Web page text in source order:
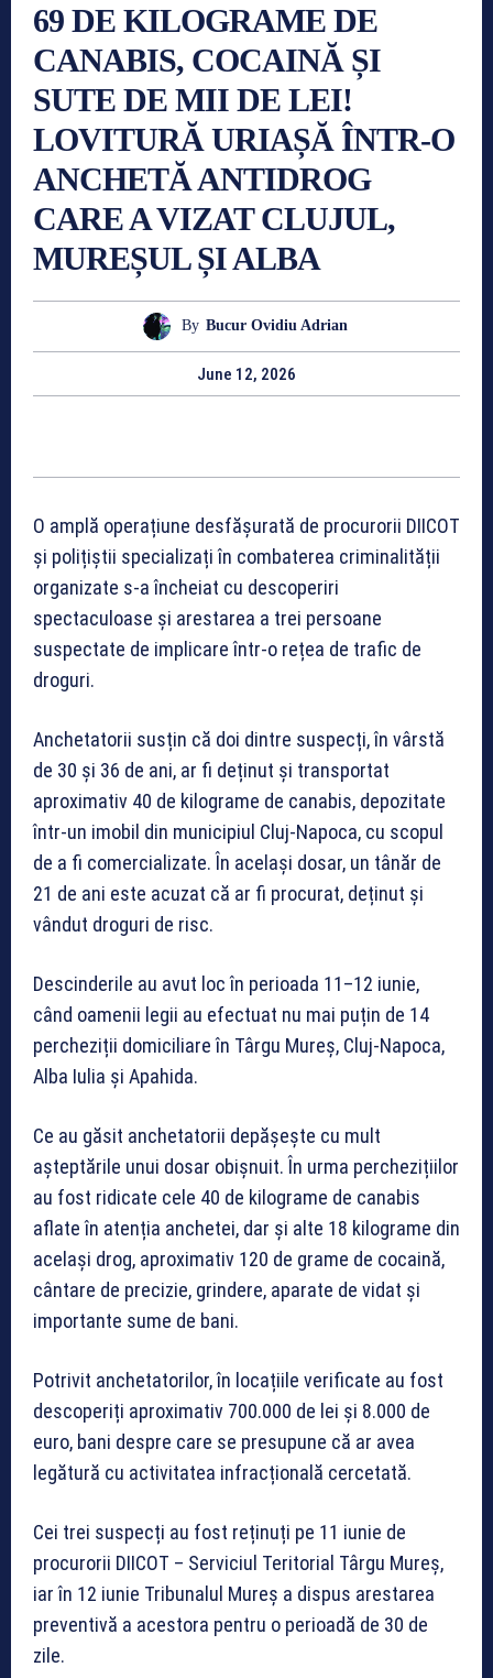
69 DE KILOGRAME DE
CANABIS, COCAINĂ ȘI
SUTE DE MII DE LEI!
LOVITURĂ URIAȘĂ ÎNTR-O
ANCHETĂ ANTIDROG
CARE A VIZAT CLUJUL,
MUREȘUL ȘI ALBA
By Bucur Ovidiu Adrian
June 12, 2026
O amplă operațiune desfășurată de procurorii DIICOT
și polițiștii specializați în combaterea criminalității
organizate s-a încheiat cu descoperiri
spectaculoase și arestarea a trei persoane
suspectate de implicare într-o rețea de trafic de
droguri.
Anchetatorii susțin că doi dintre suspecți, în vârstă
de 30 și 36 de ani, ar fi deținut și transportat
aproximativ 40 de kilograme de canabis, depozitate
într-un imobil din municipiul Cluj-Napoca, cu scopul
de a fi comercializate. În același dosar, un tânăr de
21 de ani este acuzat că ar fi procurat, deținut și
vândut droguri de risc.
Descinderile au avut loc în perioada 11–12 iunie,
când oamenii legii au efectuat nu mai puțin de 14
percheziții domiciliare în Târgu Mureș, Cluj-Napoca,
Alba Iulia și Apahida.
Ce au găsit anchetatorii depășește cu mult
așteptările unui dosar obișnuit. În urma perchezițiilor
au fost ridicate cele 40 de kilograme de canabis
aflate în atenția anchetei, dar și alte 18 kilograme din
același drog, aproximativ 120 de grame de cocaină,
cântare de precizie, grindere, aparate de vidat și
importante sume de bani.
Potrivit anchetatorilor, în locațiile verificate au fost
descoperiți aproximativ 700.000 de lei și 8.000 de
euro, bani despre care se presupune că ar avea
legătură cu activitatea infracțională cercetată.
Cei trei suspecți au fost reținuți pe 11 iunie de
procurorii DIICOT – Serviciul Teritorial Târgu Mureș,
iar în 12 iunie Tribunalul Mureș a dispus arestarea
preventivă a acestora pentru o perioadă de 30 de
zile.